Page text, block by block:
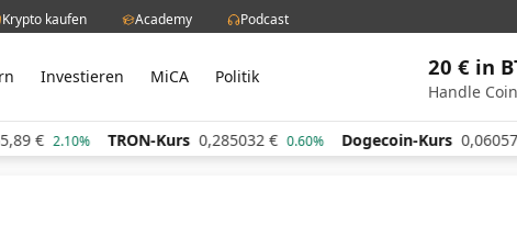
Krypto kaufen Academy Podcast
Investieren MiCA Politik 20 € in
Handle
€ 2.10% TRON-Kurs 0,285032 € 0.60% Dogecoin-Kurs 0,060570